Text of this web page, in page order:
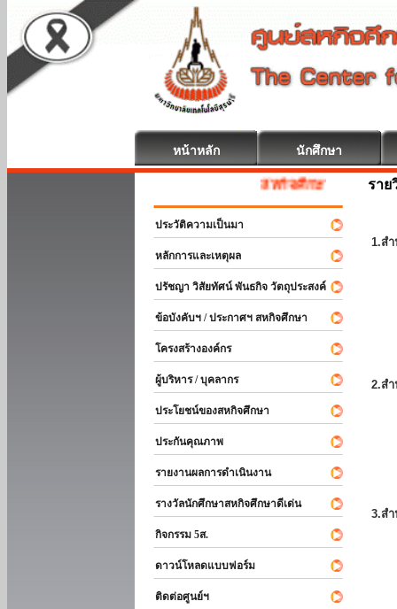
หน้าหลัก นักศึกษา
สหกิจศึกษา ยินดีต้อนรับ
ประวัติความเป็นมา
หลักการและเหตุผล
ปรัชญา วิสัยทัศน์ พันธกิจ วัตถุประสงค์
ข้อบังคับฯ / ประกาศฯ สหกิจศึกษา
โครงสร้างองค์กร
ผู้บริหาร / บุคลากร
ประโยชน์ของสหกิจศึกษา
ประกันคุณภาพ
รายงานผลการดำเนินงาน
รางวัลนักศึกษาสหกิจศึกษาดีเด่น
กิจกรรม 5ส.
ดาวน์โหลดแบบฟอร์ม
ติดต่อศูนย์ฯ
ราย
1.ส
2.ส
3.ส